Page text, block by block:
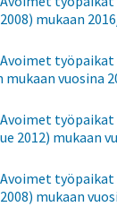
mukaan
vuosina
2012) mukaan
mukaan